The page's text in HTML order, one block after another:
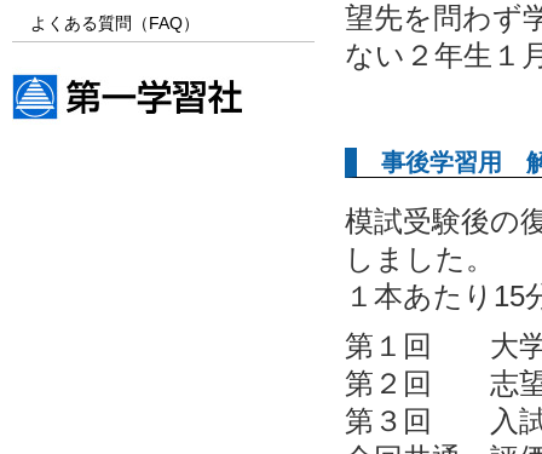
よくある質問（FAQ）
望先を問わず
ない２年生１
事後学習用
模試受験後の
しました。
１本あたり15
第１回 大学
第２回 志望
第３回 入試